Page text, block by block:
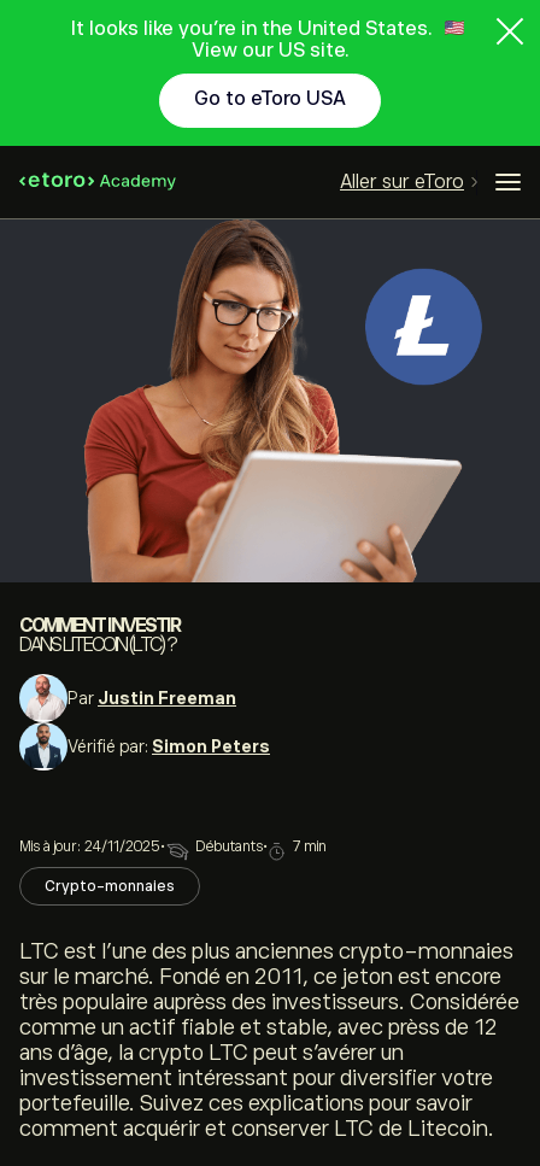
It looks like you're in the United States.
View our US site.
Go to eToro USA
Aller sur eToro
COMMENT INVESTIR
DANS LITECOIN (LTC) ?
Par Justin Freeman
Vérifié par: Simon Peters
Mis à jour: 24/11/2025• Débutants• 7 min
Crypto-monnaies
LTC est l’une des plus anciennes crypto-monnaies
sur le marché. Fondé en 2011, ce jeton est encore
très populaire auprèss des investisseurs. Considérée
comme un actif fiable et stable, avec prèss de 12
ans d’âge, la crypto LTC peut s’avérer un
investissement intéressant pour diversifier votre
portefeuille. Suivez ces explications pour savoir
comment acquérir et conserver LTC de Litecoin.